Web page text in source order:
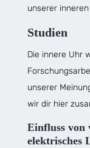
unserer
Studien
Die innere Uhr
unserer
wir dir hier
Einfluss von
elektrisches